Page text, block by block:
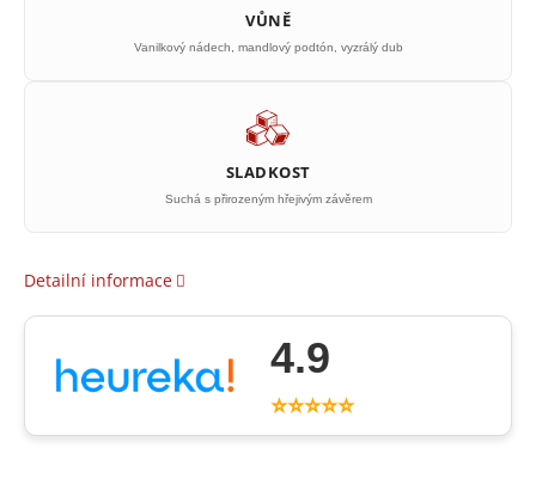
VŮNĚ
Vanilkový nádech, mandlový podtón, vyzrálý dub
SLADKOST
Suchá s přirozeným hřejivým závěrem
Detailní informace
4.9
⭐⭐⭐⭐⭐